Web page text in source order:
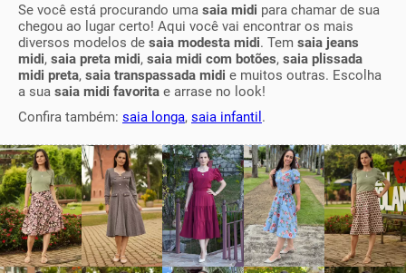
Se você está procurando uma saia midi para chamar de sua
chegou ao lugar certo! Aqui você vai encontrar os mais
diversos modelos de saia modesta midi. Tem saia jeans
midi, saia preta midi, saia midi com botões, saia plissada
midi preta, saia transpassada midi e muitos outras. Escolha
a sua saia midi favorita e arrase no look!
Confira também: saia longa, saia infantil .